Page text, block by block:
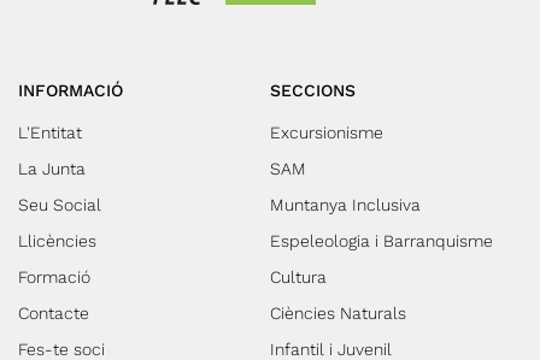
INFORMACIÓ
L'Entitat
La Junta
Seu Social
Llicències
Formació
Contacte
Fes-te soci
SECCIONS
Excursionisme
SAM
Muntanya Inclusiva
Espeleologia i Barranquisme
Cultura
Ciències Naturals
Infantil i Juvenil